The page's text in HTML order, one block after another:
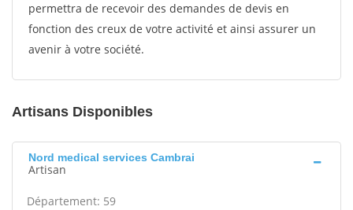
permettra de recevoir des demandes de devis en
fonction des creux de votre activité et ainsi assurer un
avenir à votre société.
Artisans Disponibles
Nord medical services Cambrai
Artisan
Département: 59